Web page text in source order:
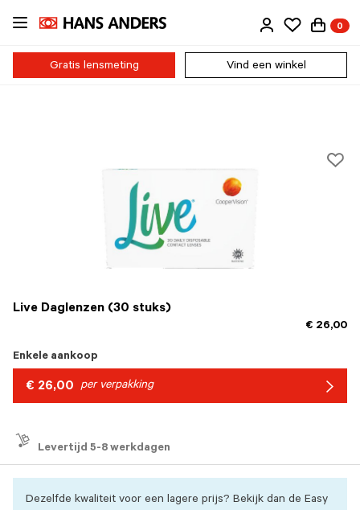
Ga
naar
inhoud
0
Gratis lensmeting Vind een winkel
Live Daglenzen (30 stuks)
€ 26,00
Enkele aankoop
€ 26,00 per verpakking
Arrow
Levertijd 5-8 werkdagen
Dezelfde kwaliteit voor een lagere prijs? Bekijk dan de Easy